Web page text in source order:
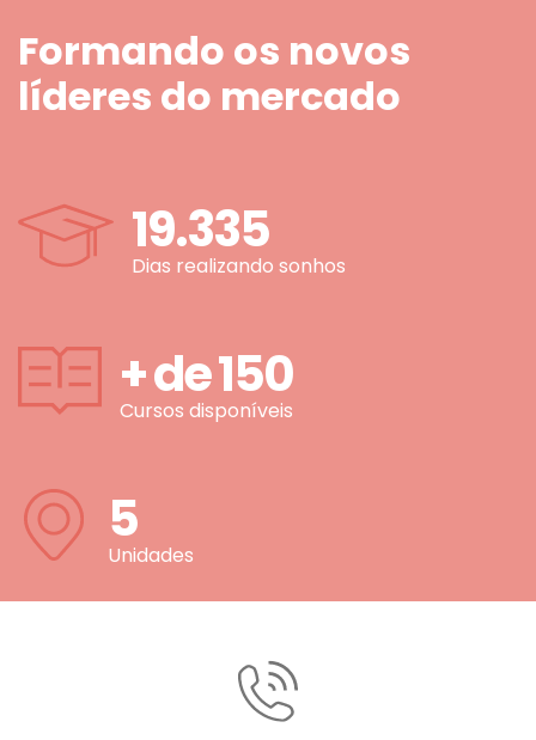
Formando os novos
líderes do mercado
19.335
Dias realizando sonhos
+ de150
Cursos disponíveis
5
Unidades